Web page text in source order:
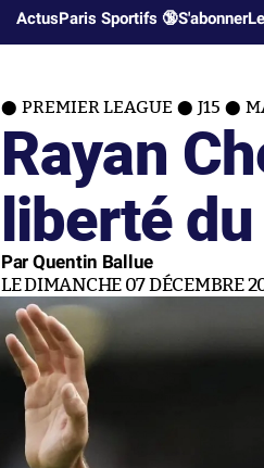
ActusParis Sportifs 🔞S'abonner
PREMIER LEAGUE J15
Rayan
liberté
Par Quentin Ballue
LE DIMANCHE 07 DÉCEMBRE